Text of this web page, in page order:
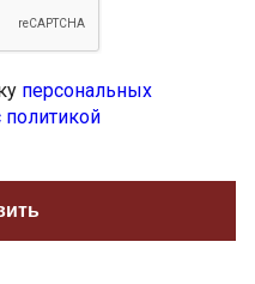
персональных
политикой